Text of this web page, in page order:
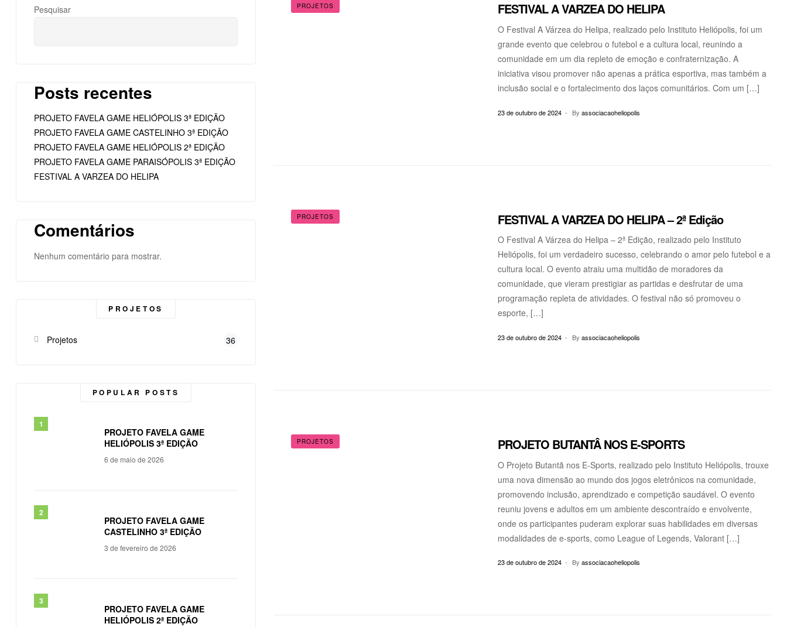
PROJETOS FESTIVAL A VARZEA DO HELIPA
O Festival A Várzea do Helipa, realizado pelo Instituto Heliópolis, foi um
grande evento que celebrou o futebol e a cultura local, reunindo a
comunidade em um dia repleto de emoção e confraternização. A
iniciativa visou promover não apenas a prática esportiva, mas também a
inclusão social e o fortalecimento dos laços comunitários. Com um […]
23 de outubro de 2024 By associacaoheliopolis
PROJETOS FESTIVAL A VARZEA DO HELIPA – 2ª Edição
O Festival A Várzea do Helipa – 2ª Edição, realizado pelo Instituto
Heliópolis, foi um verdadeiro sucesso, celebrando o amor pelo futebol e a
cultura local. O evento atraiu uma multidão de moradores da
comunidade, que vieram prestigiar as partidas e desfrutar de uma
programação repleta de atividades. O festival não só promoveu o
esporte, […]
23 de outubro de 2024 By associacaoheliopolis
PROJETOS PROJETO BUTANTÂ NOS E-SPORTS
O Projeto Butantã nos E-Sports, realizado pelo Instituto Heliópolis, trouxe
uma nova dimensão ao mundo dos jogos eletrônicos na comunidade,
promovendo inclusão, aprendizado e competição saudável. O evento
reuniu jovens e adultos em um ambiente descontraído e envolvente,
onde os participantes puderam explorar suas habilidades em diversas
modalidades de e-sports, como League of Legends, Valorant […]
23 de outubro de 2024 By associacaoheliopolis
Pesquisar
Posts recentes
PROJETO FAVELA GAME HELIÓPOLIS 3ª EDIÇÃO
PROJETO FAVELA GAME CASTELINHO 3ª EDIÇÃO
PROJETO FAVELA GAME HELIÓPOLIS 2ª EDIÇÃO
PROJETO FAVELA GAME PARAISÓPOLIS 3ª EDIÇÃO
FESTIVAL A VARZEA DO HELIPA
Comentários
Nenhum comentário para mostrar.
PROJETOS
Projetos 36
POPULAR POSTS
PROJETO FAVELA GAME
HELIÓPOLIS 3ª EDIÇÃO
6 de maio de 2026
PROJETO FAVELA GAME
CASTELINHO 3ª EDIÇÃO
3 de fevereiro de 2026
PROJETO FAVELA GAME
HELIÓPOLIS 2ª EDIÇÃO